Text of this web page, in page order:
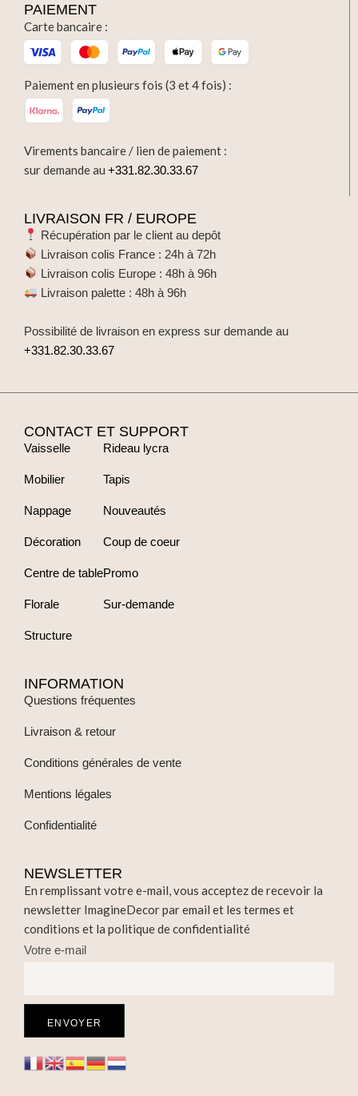
PAIEMENT
Carte bancaire :
Paiement en plusieurs fois (3 et 4 fois) :
Virements bancaire / lien de paiement :
sur demande au +331.82.30.33.67
LIVRAISON FR / EUROPE
Récupération par le client au depôt
Livraison colis France : 24h à 72h
Livraison colis Europe : 48h à 96h
Livraison palette : 48h à 96h
Possibilité de livraison en express sur demande au
+331.82.30.33.67
CONTACT ET SUPPORT
Vaisselle
Mobilier
Nappage
Décoration
Centre de table
Florale
Structure
Rideau lycra
Tapis
Nouveautés
Coup de coeur
Promo
Sur-demande
INFORMATION
Questions fréquentes
Livraison & retour
Conditions générales de vente
Mentions légales
Confidentialité
NEWSLETTER
En remplissant votre e-mail, vous acceptez de recevoir la
newsletter ImagineDecor par email et les termes et
conditions et la politique de confidentialité
Votre e-mail